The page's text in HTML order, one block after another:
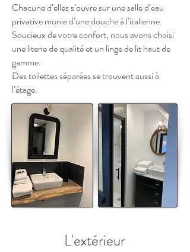
Chacune d’elles s’ouvre sur une salle d’eau
privative munie d’une douche à l’italienne.
Soucieux de votre confort, nous avons choisi
une literie de qualité et un linge de lit haut de
gamme.
Des toilettes séparées se trouvent aussi à
l’étage.
L'extérieur